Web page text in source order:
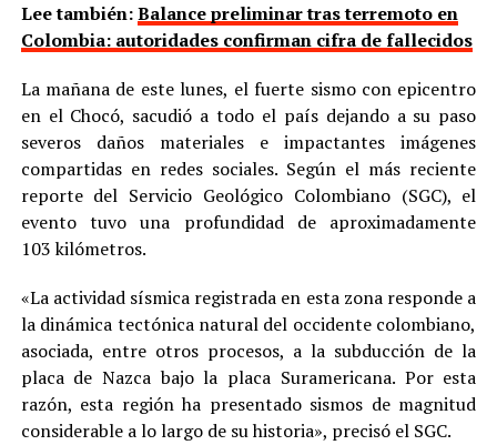
Lee también:Balance preliminar tras terremoto en
Colombia: autoridades confirman cifra de fallecidos
La mañana de este lunes, el fuerte sismo con epicentro
en el Chocó, sacudió a todo el país dejando a su paso
severos daños materiales e impactantes imágenes
compartidas en redes sociales. Según el más reciente
reporte del Servicio Geológico Colombiano (SGC), el
evento tuvo una profundidad de aproximadamente
103 kilómetros.
«La actividad sísmica registrada en esta zona responde a
la dinámica tectónica natural del occidente colombiano,
asociada, entre otros procesos, a la subducción de la
placa de Nazca bajo la placa Suramericana. Por esta
razón, esta región ha presentado sismos de magnitud
considerable a lo largo de su historia», precisó el SGC.